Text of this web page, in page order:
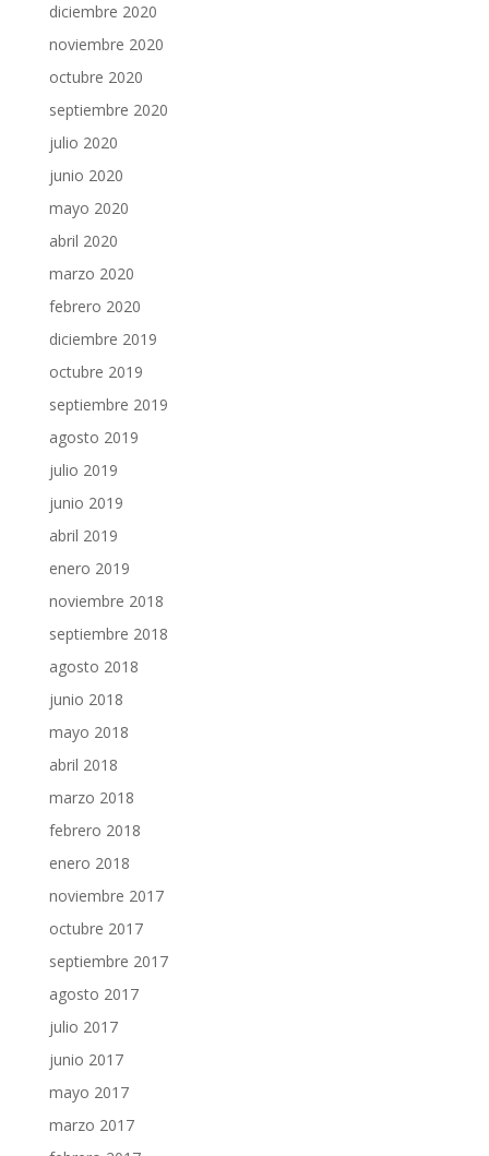
diciembre 2020
noviembre 2020
octubre 2020
septiembre 2020
julio 2020
junio 2020
mayo 2020
abril 2020
marzo 2020
febrero 2020
diciembre 2019
octubre 2019
septiembre 2019
agosto 2019
julio 2019
junio 2019
abril 2019
enero 2019
noviembre 2018
septiembre 2018
agosto 2018
junio 2018
mayo 2018
abril 2018
marzo 2018
febrero 2018
enero 2018
noviembre 2017
octubre 2017
septiembre 2017
agosto 2017
julio 2017
junio 2017
mayo 2017
marzo 2017